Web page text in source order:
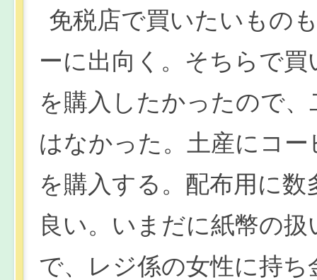
免税店で買いたいもの
ーに出向く。そちらで
を購入したかったので
はなかった。土産にコ
を購入する。配布用に
良い。いまだに紙幣の
で、レジ係の女性に持